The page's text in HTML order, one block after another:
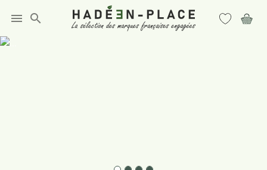
menu search